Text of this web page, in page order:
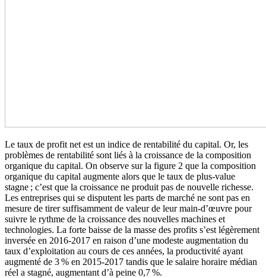
Le taux de profit net est un indice de rentabilité du capital. Or, les
problèmes de rentabilité sont liés à la croissance de la composition
organique du capital. On observe sur la figure 2 que la composition
organique du capital augmente alors que le taux de plus-value
stagne ; c’est que la croissance ne produit pas de nouvelle richesse.
Les entreprises qui se disputent les parts de marché ne sont pas en
mesure de tirer suffisamment de valeur de leur main-d’œuvre pour
suivre le rythme de la croissance des nouvelles machines et
technologies. La forte baisse de la masse des profits s’est légèrement
inversée en 2016-2017 en raison d’une modeste augmentation du
taux d’exploitation au cours de ces années, la productivité ayant
augmenté de 3 % en 2015-2017 tandis que le salaire horaire médian
réel a stagné, augmentant d’à peine 0,7 %.